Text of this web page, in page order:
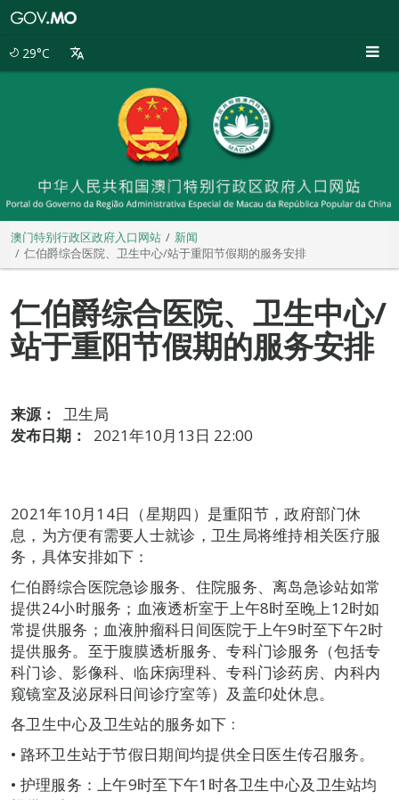
29°C
澳门特别行政区政府入口网站
新闻
仁伯爵综合医院、卫生中心/站于重阳节假期的服务安排
仁伯爵综合医院、卫生中心/
站于重阳节假期的服务安排
来源：
卫生局
发布日期：
2021年10月13日 22:00
2021年10月14日（星期四）是重阳节，政府部门休
息，为方便有需要人士就诊，卫生局将维持相关医疗服
务，具体安排如下：
仁伯爵综合医院急诊服务、住院服务、离岛急诊站如常
提供24小时服务；血液透析室于上午8时至晚上12时如
常提供服务；血液肿瘤科日间医院于上午9时至下午2时
提供服务。至于腹膜透析服务、专科门诊服务（包括专
科门诊、影像科、临床病理科、专科门诊药房、内科内
窥镜室及泌尿科日间诊疗室等）及盖印处休息。
各卫生中心及卫生站的服务如下﹕
• 路环卫生站于节假日期间均提供全日医生传召服务。
• 护理服务：上午9时至下午1时各卫生中心及卫生站均